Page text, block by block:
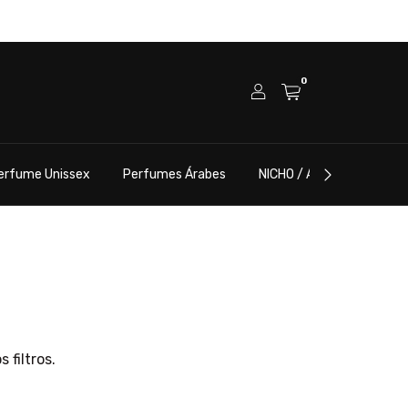
0
Unissex Perfumes Árabes NICHO / ALTA
filtros.